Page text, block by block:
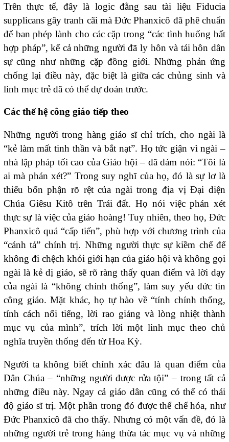
Trên thực tế, đây là logic đằng sau tài liệu Fiducia
supplicans gây tranh cãi mà Đức Phanxicô đã phê chuẩn
để ban phép lành cho các cặp trong “các tình huống bất
hợp pháp”, kể cả những người đã ly hôn và tái hôn dân
sự cũng như những cặp đồng giới. Những phản ứng
chống lại điều này, đặc biệt là giữa các chủng sinh và
linh mục trẻ đã có thể dự đoán trước.
Các thế hệ công giáo tiếp theo
Những người trong hàng giáo sĩ chỉ trích, cho ngài là
“kẻ làm mất tinh thần và bắt nạt”. Họ tức giận vì ngài –
nhà lập pháp tối cao của Giáo hội – đã dám nói: “Tôi là
ai mà phán xét?” Trong suy nghĩ của họ, đó là sự lơ là
thiếu bổn phận rõ rệt của ngài trong địa vị Đại diện
Chúa Giêsu Kitô trên Trái đất. Họ nói việc phán xét
thực sự là việc của giáo hoàng! Tuy nhiên, theo họ, Đức
Phanxicô quá “cấp tiến”, phù hợp với chương trình của
“cánh tả” chính trị. Những người thực sự kiềm chế để
không đi chệch khỏi giới hạn của giáo hội và không gọi
ngài là kẻ dị giáo, sẽ rõ ràng thấy quan điểm và lời dạy
của ngài là “không chính thống”, làm suy yếu đức tin
công giáo. Mặt khác, họ tự hào về “tính chính thống,
tính cách nổi tiếng, lời rao giảng và lòng nhiệt thành
mục vụ của mình”, trích lời một linh mục theo chủ
nghĩa truyền thống đến từ Hoa Kỳ.
Người ta không biết chính xác đâu là quan điểm của
Dân Chúa – “những người được rửa tội” – trong tất cả
những điều này. Ngay cả giáo dân cũng có thể có thái
độ giáo sĩ trị. Một phần trong đó được thể chế hóa, như
Đức Phanxicô đã cho thấy. Nhưng có một vấn đề, đó là
những người trẻ trong hàng thừa tác mục vụ và những